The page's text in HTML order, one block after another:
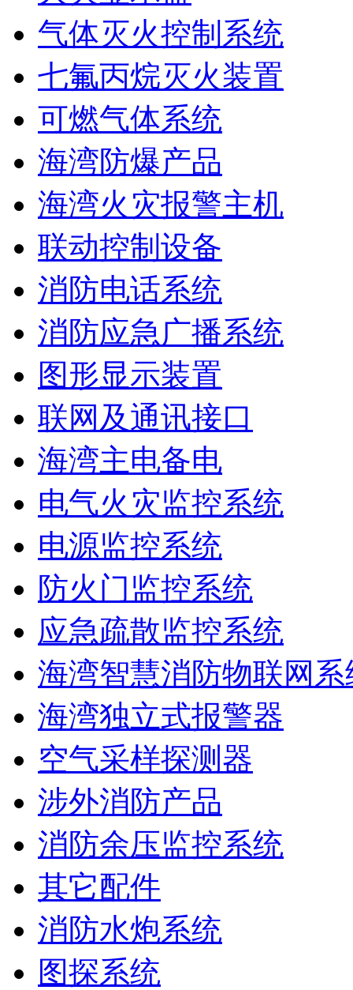
气体灭火控制系统
七氟丙烷灭火装置
可燃气体系统
海湾防爆产品
海湾火灾报警主机
联动控制设备
消防电话系统
消防应急广播系统
图形显示装置
联网及通讯接口
海湾主电备电
电气火灾监控系统
电源监控系统
防火门监控系统
应急疏散监控系统
海湾智慧消防物联网系
海湾独立式报警器
空气采样探测器
涉外消防产品
消防余压监控系统
其它配件
消防水炮系统
图探系统